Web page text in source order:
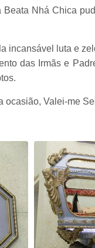
Nhá Chica
incansável luta e
das Irmãs e
ocasião, Valei-me